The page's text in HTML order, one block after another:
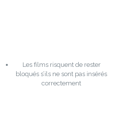
Les films risquent de rester
bloqués s’ils ne sont pas insérés
correctement